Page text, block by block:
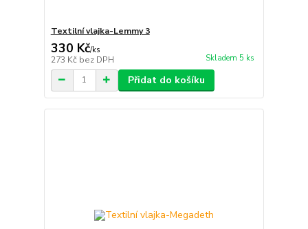
Textilní vlajka-Lemmy 3
330 Kč/ks
273 Kč bez DPH Skladem 5 ks
Přidat do košíku